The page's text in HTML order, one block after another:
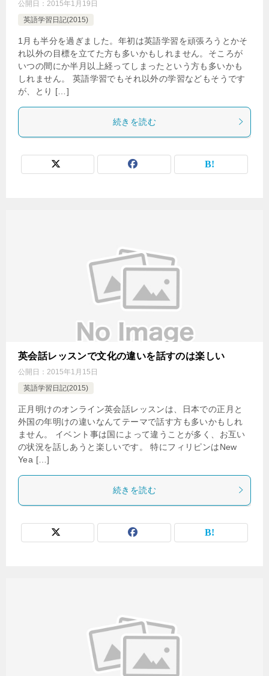
公開日： 2015年1月19日
英語学習日記(2015)
1月も半分を過ぎました。年初は英語学習を頑張ろうとかそ
れ以外の目標を立てた方も多いかもしれません。そころが
いつの間にか半月以上経ってしまったという方も多いかも
しれません。 英語学習でもそれ以外の学習などもそうです
が、とり […]
続きを読む
英会話レッスンで文化の違いを話すのは楽しい
公開日： 2015年1月15日
英語学習日記(2015)
正月明けのオンライン英会話レッスンは、日本での正月と
外国の年明けの違いなんてテーマで話す方も多いかもしれ
ません。 イベント事は国によって違うことが多く、お互い
の状況を話しあうと楽しいです。 特にフィリピンはNew
Yea […]
続きを読む